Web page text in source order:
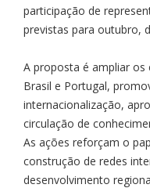
participação de
previstas para outubro,
A proposta é ampliar os
Brasil e Portugal,
internacionalização,
circulação de
As ações reforçam o
construção de redes
desenvolvimento